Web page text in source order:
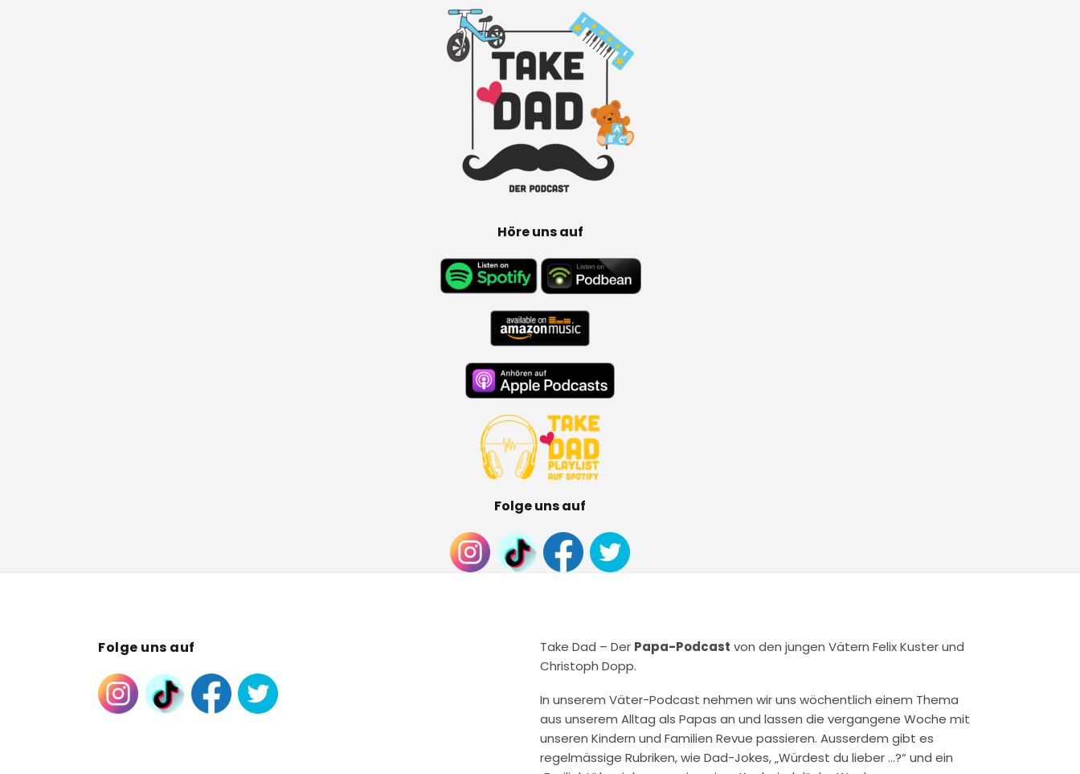
Höre uns auf
Folge uns auf
Folge uns auf Take Dad – Der Papa-Podcast von den jungen Vätern Felix Kuster und
Christoph Dopp.
In unserem Väter-Podcast nehmen wir uns wöchentlich einem Thema
aus unserem Alltag als Papas an und lassen die vergangene Woche mit
unseren Kindern und Familien Revue passieren. Ausserdem gibt es
regelmässige Rubriken, wie Dad-Jokes, „Würdest du lieber …?“ und ein